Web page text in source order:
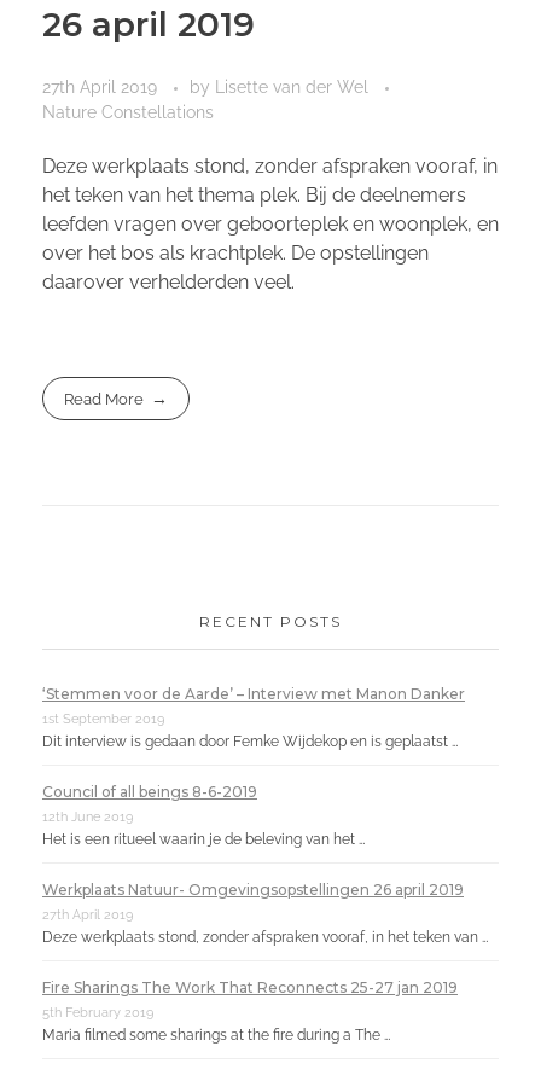
26 april 2019
27th April 2019 by
Lisette van der Wel
Nature Constellations
Deze werkplaats stond, zonder afspraken vooraf, in
het teken van het thema plek. Bij de deelnemers
leefden vragen over geboorteplek en woonplek, en
over het bos als krachtplek. De opstellingen
daarover verhelderden veel.
Read More
RECENT POSTS
‘Stemmen voor de Aarde’ – Interview met Manon Danker
1st September 2019
Dit interview is gedaan door Femke Wijdekop en is geplaatst …
Council of all beings 8-6-2019
12th June 2019
Het is een ritueel waarin je de beleving van het …
Werkplaats Natuur- Omgevingsopstellingen 26 april 2019
27th April 2019
Deze werkplaats stond, zonder afspraken vooraf, in het teken van …
Fire Sharings The Work That Reconnects 25-27 jan 2019
5th February 2019
Maria filmed some sharings at the fire during a The …